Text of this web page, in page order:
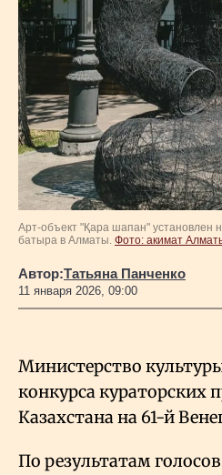
Геополитика
Исследования
Люди
Life & Arts
О нас
Все новости
Арт-объект "Қара шапан" установлен
батыра в Алматы. Фото: акимат
Автор:Татьяна Панченко
11 января 2026, 09:00
Министерство
конкурса кураторских
Казахстана на 61-й
По результатам